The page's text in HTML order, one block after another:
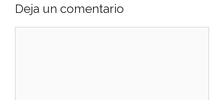
Deja un comentario